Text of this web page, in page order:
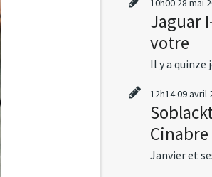
10h00 28 mai
Jaguar
votre
Il y a quinze
12h1409avril
Cinabre
Janvier et